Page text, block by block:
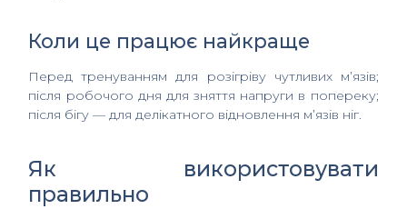
Коли це працює найкраще
Перед тренуванням для розігріву чутливих м’язів;
після робочого дня для зняття напруги в попереку;
після бігу — для делікатного відновлення м’язів ніг.
Як використовувати
правильно